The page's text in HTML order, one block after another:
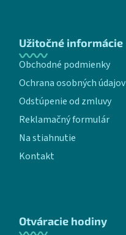
Užitočné informácie
Obchodné podmienky
Ochrana osobných údajov
Odstúpenie od zmluvy
Reklamačný formulár
Na stiahnutie
Kontakt
Otváracie hodiny